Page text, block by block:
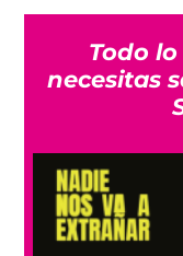
Todo
necesitas